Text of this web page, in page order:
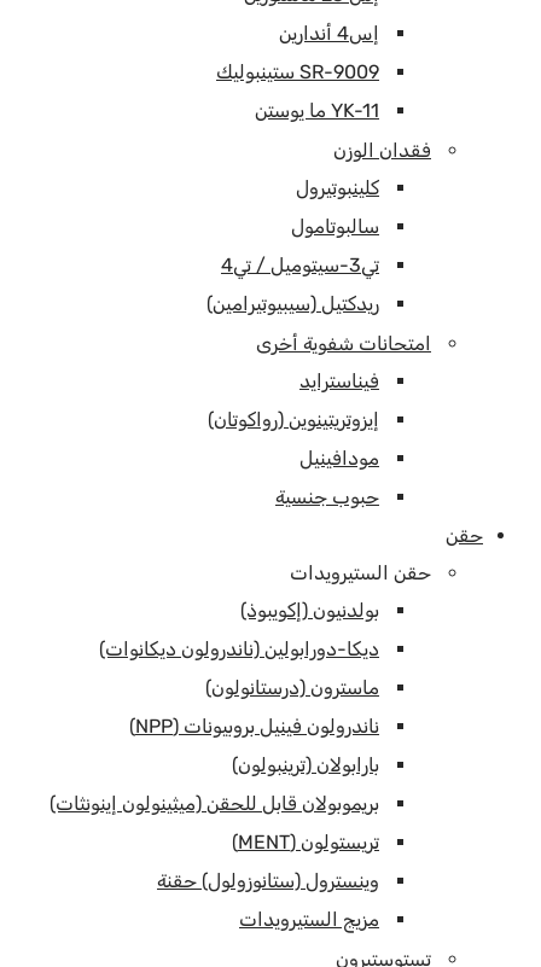
إس4 أندارين
SR-9009 ستينبوليك
YK-11 ما يوستن
فقدان الوزن
كلينبوتيرول
سالبوتامول
تي3-سيتوميل / تي4
ريدكتيل (سيبيوتيرامين)
امتحانات شفوية أخرى
فيناسترايد
إيزوتريتينوين (رواكوتان)
مودافينيل
حبوب جنسية
حقن
حقن الستيرويدات
بولدنيون (إكويبوذ)
ديكا-دورابولين (ناندرولون ديكانوات)
ماسترون (درستانولون)
ناندرولون فينيل بروبيونات (NPP)
بارابولان (ترينبولون)
بريموبولان قابل للحقن (ميثينولون إينونثات)
تريستولون (MENT)
وينسترول (ستانوزولول) حقنة
مزيج الستيرويدات
تستوستيرون